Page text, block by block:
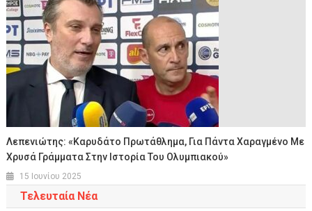
Λεπενιώτης: «Καρυδάτο Πρωτάθλημα, Για Πάντα Χαραγμένο Με
Χρυσά Γράμματα Στην Ιστορία Του Ολυμπιακού»
15 Ιουνίου 2025
Τελευταία Νέα